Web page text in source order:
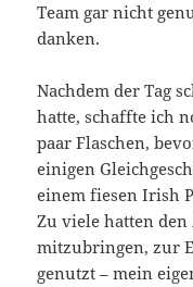
Team gar nicht
danken.
Nachdem der Tag
hatte, schaffte ich
paar Flaschen,
einigen
einem fiesen Irish
Zu viele hatten
mitzubringen, zur
genutzt – mein